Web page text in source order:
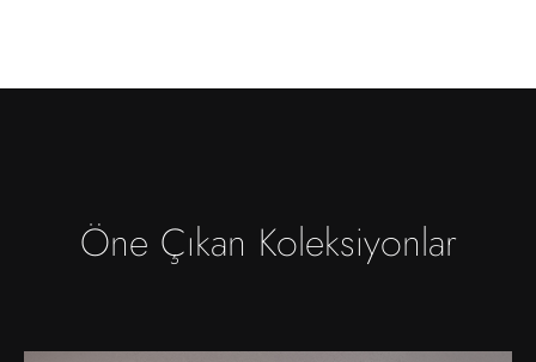
Öne Çıkan Koleksiyonlar